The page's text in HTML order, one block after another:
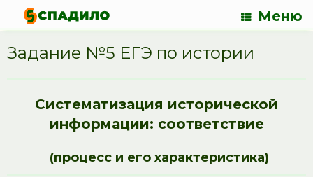
Меню
Задание №5 ЕГЭ по истории
Систематизация исторической
информации: соответствие
(процесс и его характеристика)